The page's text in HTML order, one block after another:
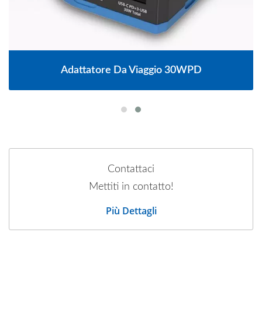
Adattatore Da Viaggio 30WPD
Contattaci
Mettiti in contatto!
Più Dettagli